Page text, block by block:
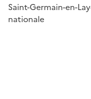
Saint-Germain-en-
nationale